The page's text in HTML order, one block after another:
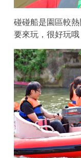
碰碰船是園區較
要來玩，很好玩哦